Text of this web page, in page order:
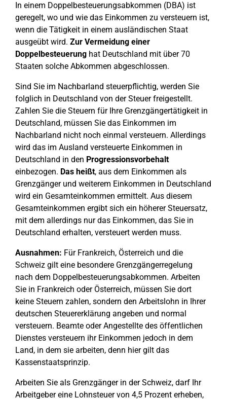
In einem Doppelbesteuerungsabkommen (DBA) ist
geregelt, wo und wie das Einkommen zu versteuern ist,
wenn die Tätigkeit in einem ausländischen Staat
ausgeübt wird. Zur Vermeidung einer
Doppelbesteuerung hat Deutschland mit über 70
Staaten solche Abkommen abgeschlossen.
Sind Sie im Nachbarland steuerpflichtig, werden Sie
folglich in Deutschland von der Steuer freigestellt.
Zahlen Sie die Steuern für Ihre Grenzgängertätigkeit in
Deutschland, müssen Sie das Einkommen im
Nachbarland nicht noch einmal versteuern. Allerdings
wird das im Ausland versteuerte Einkommen in
Deutschland in den Progressionsvorbehalt
einbezogen. Das heißt, aus dem Einkommen als
Grenzgänger und weiterem Einkommen in Deutschland
wird ein Gesamteinkommen ermittelt. Aus diesem
Gesamteinkommen ergibt sich ein höherer Steuersatz,
mit dem allerdings nur das Einkommen, das Sie in
Deutschland erhalten, versteuert werden muss.
Ausnahmen: Für Frankreich, Österreich und die
Schweiz gilt eine besondere Grenzgängerregelung
nach dem Doppelbesteuerungsabkommen. Arbeiten
Sie in Frankreich oder Österreich, müssen Sie dort
keine Steuern zahlen, sondern den Arbeitslohn in Ihrer
deutschen Steuererklärung angeben und normal
versteuern. Beamte oder Angestellte des öffentlichen
Dienstes versteuern ihr Einkommen jedoch in dem
Land, in dem sie arbeiten, denn hier gilt das
Kassenstaatsprinzip.
Arbeiten Sie als Grenzgänger in der Schweiz, darf Ihr
Arbeitgeber eine Lohnsteuer von 4,5 Prozent erheben,